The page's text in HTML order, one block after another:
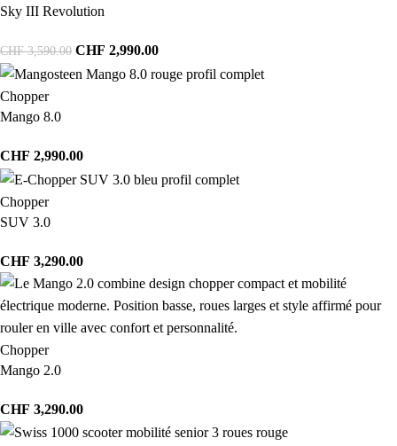
Sky III Revolution
CHF3,590.00 CHF 2,990.00
Chopper
Mango 8.0
CHF 2,990.00
Chopper
SUV 3.0
CHF 3,290.00
Chopper
Mango 2.0
CHF 3,290.00